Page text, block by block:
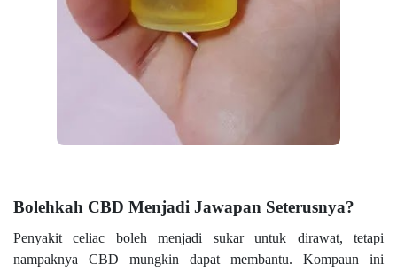
Bolehkah CBD Menjadi Jawapan Seterusnya?
Penyakit celiac boleh menjadi sukar untuk dirawat, tetapi
nampaknya CBD mungkin dapat membantu. Kompaun ini